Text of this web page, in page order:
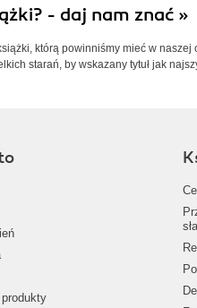
- daj nam znać »
którą powinniśmy mieć w
starań, by wskazany tytuł jak